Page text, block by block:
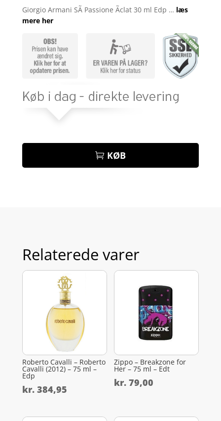
ud af 5
baseret
mmelser
Giorgio Armani SÃ­ Passione Ãclat 30 ml Edp … læs
mere her
KØB
Relaterede varer
Roberto Cavalli – Roberto
Cavalli (2012) – 75 ml –
Edp
kr.384,95
Zippo – Breakzone for
Her – 75 ml – Edt
kr. 79,00